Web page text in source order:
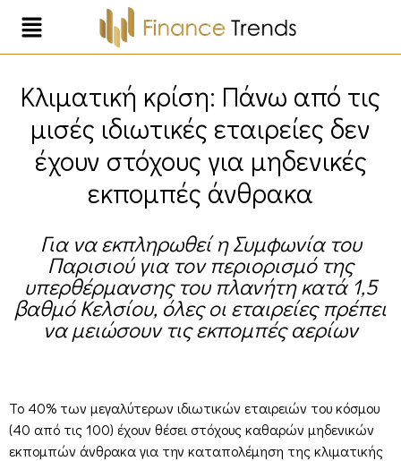
Κλιματική κρίση: Πάνω από τις
μισές ιδιωτικές εταιρείες δεν
έχουν στόχους για μηδενικές
εκπομπές άνθρακα
Για να εκπληρωθεί η Συμφωνία του
Παρισιού για τον περιορισμό της
υπερθέρμανσης του πλανήτη κατά 1,5
βαθμό Κελσίου, όλες οι εταιρείες πρέπει
να μειώσουν τις εκπομπές αερίων
Το 40% των μεγαλύτερων ιδιωτικών εταιρειών του κόσμου
(40 από τις 100) έχουν θέσει στόχους καθαρών μηδενικών
εκπομπών άνθρακα για την καταπολέμηση της κλιματικής